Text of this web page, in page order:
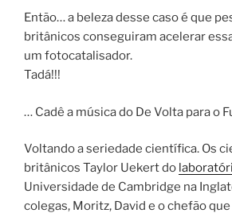
Então… a beleza desse caso é que
britânicos conseguiram acelerar
um fotocatalisador.
Tadá!!!
… Cadê a música do De Volta para o
Voltando a seriedade científica. Os
britânicos Taylor Uekert do
Universidade de Cambridge na
colegas, Moritz, David e o chefão